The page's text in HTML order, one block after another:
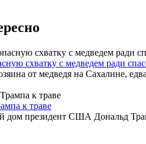
схватку с медведем ради
от медведя на Сахалине,
к траве
дом президент США Дональд